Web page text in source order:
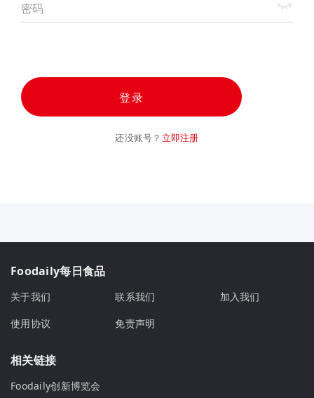
密码
登录
还没账号？ 立即注册
Foodaily每日食品
关于我们 联系我们
加入我们
使用协议
免责声明
相关链接
Foodaily创新博览会